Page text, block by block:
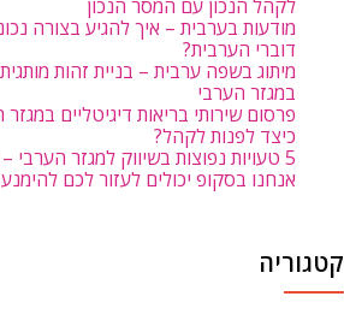
לקהל הנכון עם המסר הנכון
מודעות בערבית – איך להגיע בצורה
דוברי הערבית?
מיתוג בשפה ערבית – בניית זהות
במגזר הערבי
פרסום שירותי בריאות דיגיטליים במגזר
כיצד לפנות לקהל?
5 טעויות נפוצות בשיווק למגזר הערבי –
אנחנו בסקופ יכולים לעזור לכם
קטגוריה